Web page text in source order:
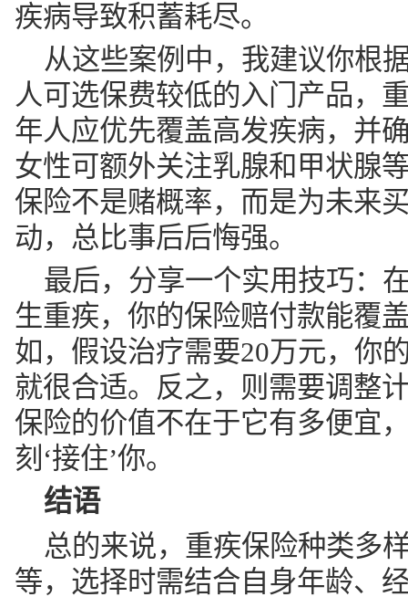
疾病导致积蓄耗尽。
从这些案例中，我建议你根
人可选保费较低的入门产品，
年人应优先覆盖高发疾病，并
女性可额外关注乳腺和甲状腺
保险不是赌概率，而是为未
动，总比事后后悔强。
最后，分享一个实用技巧：
生重疾，你的保险赔付款能覆
如，假设治疗需要20万元，你
就很合适。反之，则需要调整
保险的价值不在于它有多便宜
刻‘接住’你。
结语
总的来说，重疾保险种类多
等，选择时需结合自身年龄、